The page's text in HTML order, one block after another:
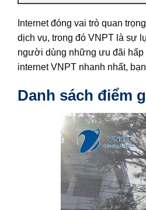
Internet đóng vai trò quan
dịch vụ, trong đó VNPT là sự
người dùng những ưu đãi hấp
internet VNPT nhanh nhất,
Danh sách điểm